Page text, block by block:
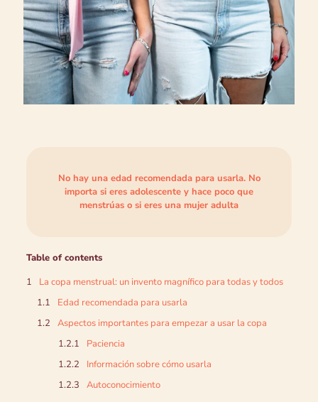
No hay una edad recomendada para usarla. No
importa si eres adolescente y hace poco que
menstrúas o si eres una mujer adulta
Table of contents
La copa menstrual: un invento magnífico para todas y todos
Edad recomendada para usarla
Aspectos importantes para empezar a usar la copa
Paciencia
Información sobre cómo usarla
Autoconocimiento